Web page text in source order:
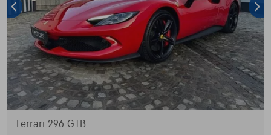
Ferrari 296 GTB